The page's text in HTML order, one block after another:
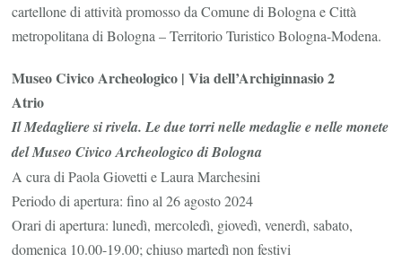
cartellone di attività promosso da Comune di Bologna e Città
metropolitana di Bologna – Territorio Turistico Bologna-Modena.
Museo Civico Archeologico | Via dell’Archiginnasio 2
Atrio
Il Medagliere si rivela. Le due torri nelle medaglie e nelle monete
del Museo Civico Archeologico di Bologna
A cura di Paola Giovetti e Laura Marchesini
Periodo di apertura: fino al 26 agosto 2024
Orari di apertura: lunedì, mercoledì, giovedì, venerdì, sabato,
domenica 10.00-19.00; chiuso martedì non festivi